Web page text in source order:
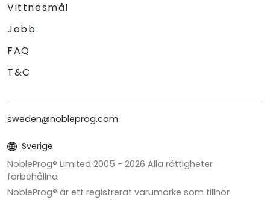
Vittnesmål
Jobb
FAQ
T&C
sweden@nobleprog.com
Sverige
NobleProg® Limited 2005 - 2026 Alla rättigheter
förbehållna
NobleProg® är ett registrerat varumärke som tillhör